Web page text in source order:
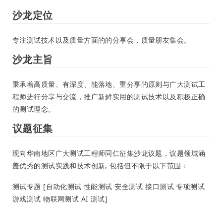
沙龙定位
专注测试技术以及质量方面的的分享会，质量朋友集会。
沙龙主旨
秉承着高质量、有深度、能落地、重分享的原则与广大测试工
程师进行分享与交流，推广新鲜实用的测试技术以及积极正确
的测试理念。
议题征集
现向华南地区广大测试工程师同仁征集沙龙议题，议题领域涵
盖优秀的测试实践和技术创新, 包括但不限于以下范围：
测试专题 [自动化测试 性能测试 安全测试 接口测试 专项测试
游戏测试 物联网测试 AI 测试]